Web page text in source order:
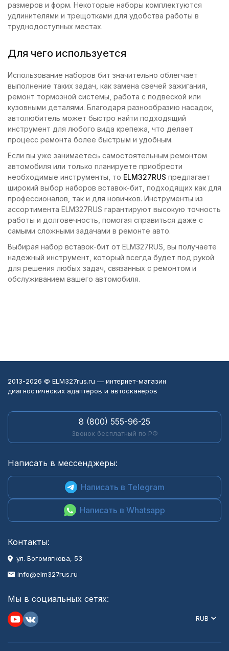
размеров и форм. Некоторые наборы комплектуются
удлинителями и трещотками для удобства работы в
труднодоступных местах.
Для чего используется
Использование наборов бит значительно облегчает
выполнение таких задач, как замена свечей зажигания,
ремонт тормозной системы, работа с подвеской или
кузовными деталями. Благодаря разнообразию насадок,
автолюбитель может быстро найти подходящий
инструмент для любого вида крепежа, что делает
процесс ремонта более быстрым и удобным.
Если вы уже занимаетесь самостоятельным ремонтом
автомобиля или только планируете приобрести
необходимые инструменты, то ELM327RUS предлагает
широкий выбор наборов вставок-бит, подходящих как для
профессионалов, так и для новичков. Инструменты из
ассортимента ELM327RUS гарантируют высокую точность
работы и долговечность, помогая справиться даже с
самыми сложными задачами в ремонте авто.
Выбирая набор вставок-бит от ELM327RUS, вы получаете
надежный инструмент, который всегда будет под рукой
для решения любых задач, связанных с ремонтом и
обслуживанием вашего автомобиля.
2013-2026 © ELM327rus.ru — интернет-магазин
диагностических адаптеров и автосканеров
8 (800) 555-96-25
Звонок бесплатный по РФ
Написать в мессенджеры:
Написать в Telegram
Написать в Whatsapp
Контакты:
ул. Богомягкова, 53
info@elm327rus.ru
Мы в социальных сетях:
RUB